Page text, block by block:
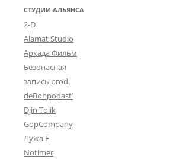
СТУДИИ АЛЬЯНСА
2-D
Alamat Studio
Аркада Фильм
Безопасная
запись prod.
deBohpodast’
Djin Tolik
GopCompany
Лужа Ё
Notimer